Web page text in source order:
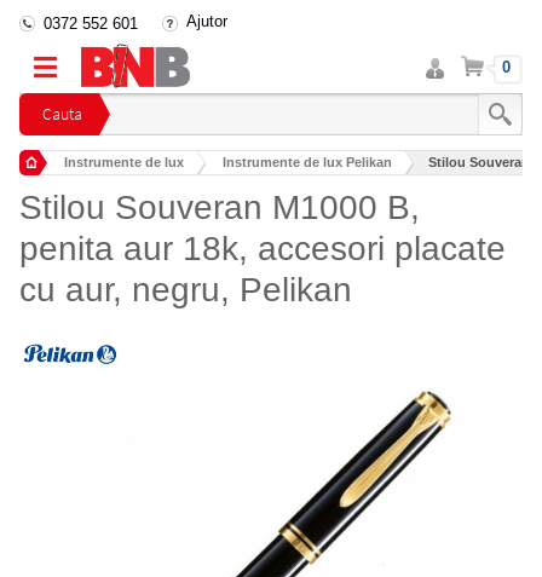
Cauta
0372 552 601 Ajutor
Intra
in
cont
Cos 0
Instrumente de lux Instrumente de lux Pelikan Stilou Souveran
Stilou Souveran M1000 B,
penita aur 18k, accesori placate
cu aur, negru, Pelikan